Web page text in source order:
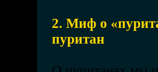
2. Миф о
пуритан